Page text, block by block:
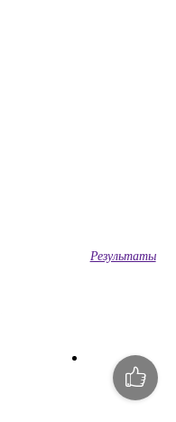
Результаты